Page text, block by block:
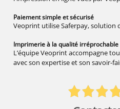
Paiement simpleet sécurisé
Veoprint utilise Saferpay, solution
Imprimerie à la qualité irréprochable
L’équipe Veoprint accompagne
avec son expertise et son savoir-